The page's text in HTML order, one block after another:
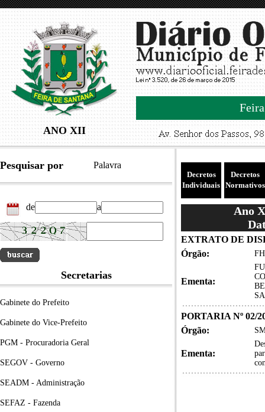
ANO XII
Pesquisar por Palavra
de a
Secretarias
Gabinete do Prefeito
Gabinete do Vice-Prefeito
PGM - Procuradoria Geral
SEGOV - Governo
SEADM - Administração
SEFAZ - Fazenda
Decretos
Individuais
Decretos
Normativos
Ano
EXTRATO DE
Órgão:
Ementa:
PORTARIA Nº 02/
Órgão:
Ementa: